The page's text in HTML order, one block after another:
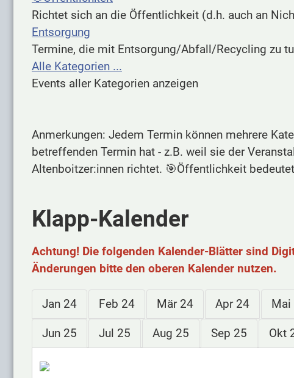
Richtet sich an die Öffentlichkeit (d.h. auch an
Entsorgung
Termine, die mit Entsorgung/Abfall/Recycling zu
Alle Kategorien ...
Events aller Kategorien anzeigen
Anmerkungen: Jedem Termin können mehrere
betreffenden Termin hat - z.B. weil sie der
Altenboitzer:innen richtet. 🎯Öffentlichkeit
Klapp-Kalender
Achtung! Die folgenden Kalender-Blätter sind
Änderungen bitte den oberen Kalender nutzen.
Jan 24 Feb 24 Mär 24 Apr 24 Mai
Jun 25 Jul 25 Aug 25 Sep 25 Okt